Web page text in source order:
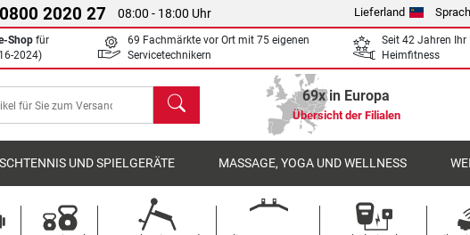
0800 2020 27 08:00 - 18:00 Uhr Lieferland
Shop für
2024)
69 Fachmärkte vor Ort mit 75 eigenen
Servicetechnikern
Seit 42 Jahren Ihr
Heimfitness
Suchen 69x in Europa
Übersicht der Filialen
UND SPIELGERÄTE MASSAGE, YOGA UND WELLNESS